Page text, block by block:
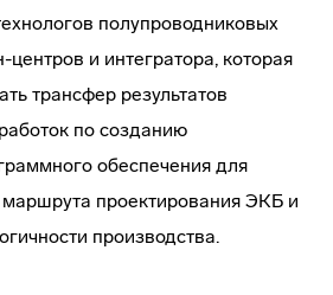
полупроводниковых
центров и интегратора, которая
трансфер результатов
по созданию
обеспечения для
маршрута проектирования ЭКБ и
производства.